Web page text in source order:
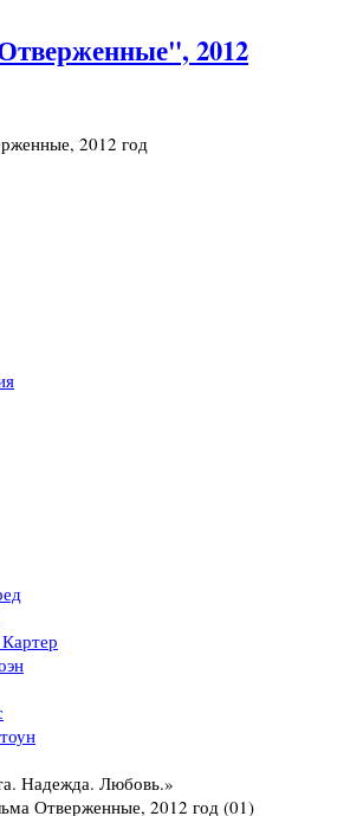
2012
Надежда. Любовь.»